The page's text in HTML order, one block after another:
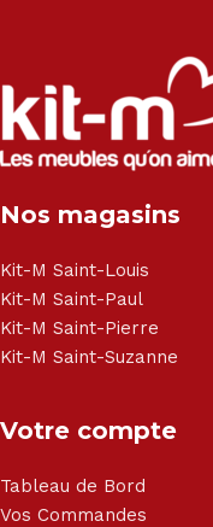
Salon angle - Salon
Canapé lit - Cuisine
et chaise - Meuble de
Électroménager -
- Matelas - Hifi Hitachi,
Haier, Sony, Cecotec,
Nos magasins
Kit-M Saint-Louis
Kit-M Saint-Paul
Kit-M Saint-Pierre
Kit-M Saint-Suzanne
Votre compte
Tableau de Bord
Vos Commandes